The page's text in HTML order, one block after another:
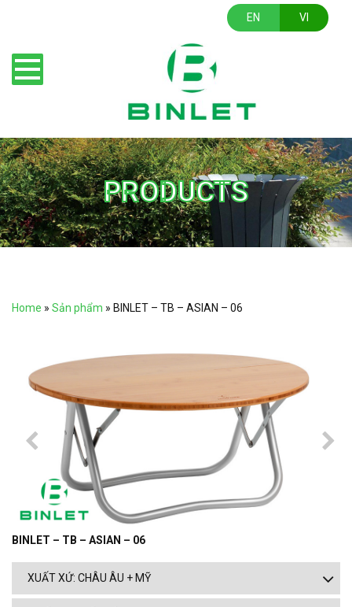
EN VI
PRODUCTS
Home » Sản phẩm » BINLET – TB – ASIAN – 06
BINLET – TB – ASIAN – 06
XUẤT XỨ: CHÂU ÂU + MỸ